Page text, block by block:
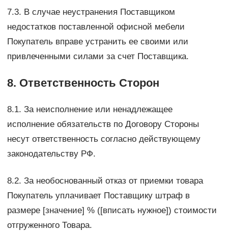
7.3. В случае неустранения Поставщиком
недостатков поставленной офисной мебели
Покупатель вправе устранить ее своими или
привлеченными силами за счет Поставщика.
8. Ответственность Сторон
8.1. За неисполнение или ненадлежащее
исполнение обязательств по Договору Стороны
несут ответственность согласно действующему
законодательству РФ.
8.2. За необоснованный отказ от приемки товара
Покупатель уплачивает Поставщику штраф в
размере [значение] % ([вписать нужное]) стоимости
отгруженного Товара.